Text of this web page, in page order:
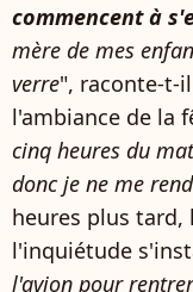
commencent à
mère de mes
verre", raconte-t-
l'ambiance de la
cinq heures du
donc je ne me
heures plus tard,
l'inquiétude
l'avion pour